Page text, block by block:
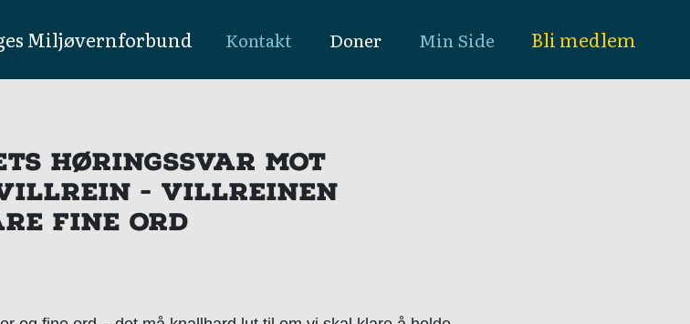
Miljøvernforbund Kontakt Doner Min Side Bli medlem
HØRINGSSVAR MOT
- VILLREINEN
FINE ORD